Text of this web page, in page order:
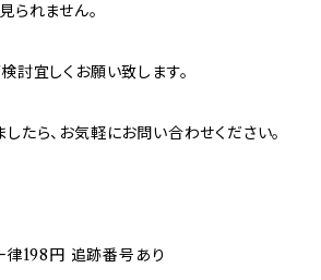
られません。
討宜しくお願い致します。
たら、お気軽にお問い合わせください。
律198円 追跡番号あり